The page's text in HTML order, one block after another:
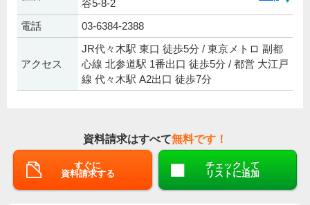
谷5-8-2
電話 03-6384-2388
アクセス
JR代々木駅 東口 徒歩5分 / 東京メトロ 副都
心線 北参道駅 1番出口 徒歩5分 / 都営 大江戸
線 代々木駅 A2出口 徒歩7分
資料請求はすべて無料です！
すぐに
資料請求する
チェックして
リストに追加